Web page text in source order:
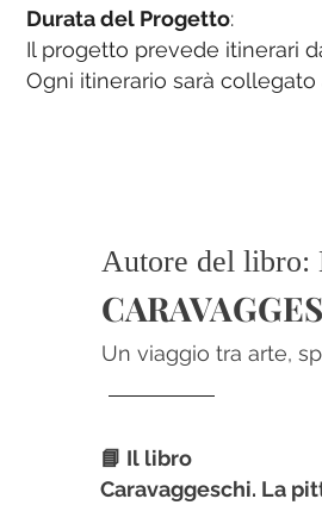
Durata del Progetto:
Il progetto prevede itinerari
Ogni itinerario sarà
Autore del libro:
Un viaggio tra arte,
📘 Il libro
Caravaggeschi. La